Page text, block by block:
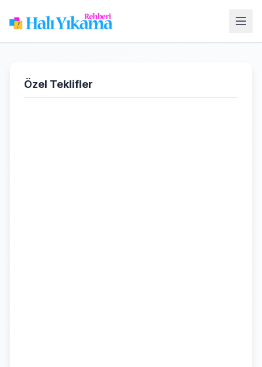
Özel Teklifler